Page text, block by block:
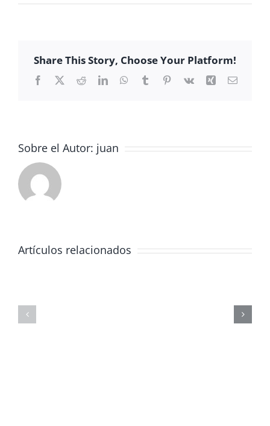
Historia
2º
Share This Story, Choose Your Platform!
Facebook
X RedditLinkedInWhatsApp
TumblrPinterest
Vk Xing Correo
Sobre el Autor: juan
Artículos relacionados